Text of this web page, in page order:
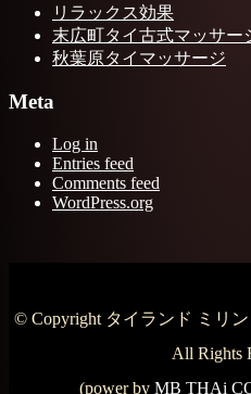
リラックス効果
末広町タイ古式マッサー
秋葉原タイマッサージ
Meta
Log in
Entries feed
Comments feed
WordPress.org
© Copyright タイランド ミリ
All Rights
(power by MB THAi